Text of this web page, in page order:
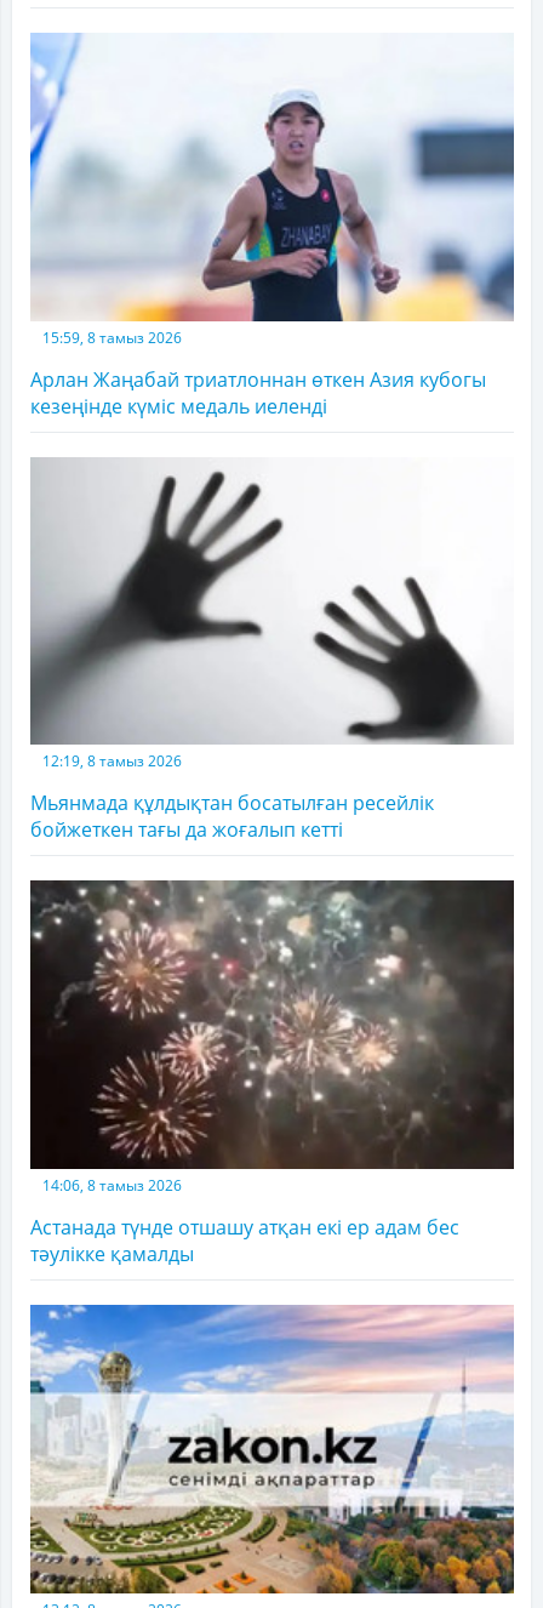
15:59, 8 тамыз 2026
Арлан Жаңабай триатлоннан өткен Азия кубогы
кезеңінде күміс медаль иеленді
12:19, 8 тамыз 2026
Мьянмада құлдықтан босатылған ресейлік
бойжеткен тағы да жоғалып кетті
14:06, 8 тамыз 2026
Астанада түнде отшашу атқан екі ер адам бес
тәулікке қамалды